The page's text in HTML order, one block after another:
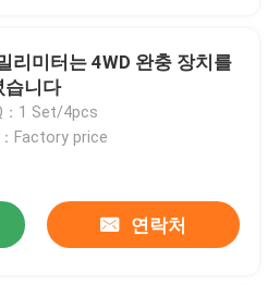
리미터는 4WD 완충 장치를
습니다
：1 Set/4pcs
Factory price
연락처